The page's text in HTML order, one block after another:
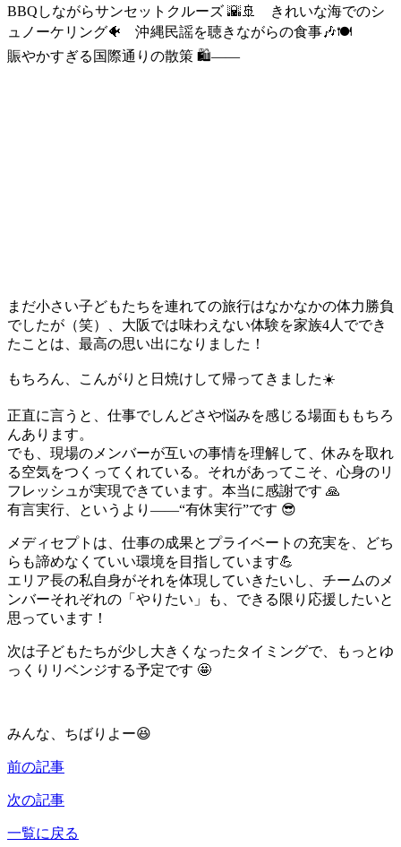
BBQしながらサンセットクルーズ 🌇🚢 きれいな海でのシ
ュノーケリング🐠 沖縄民謡を聴きながらの食事🎶🍽️
賑やかすぎる国際通りの散策 🛍️——
まだ小さい子どもたちを連れての旅行はなかなかの体力勝負
でしたが（笑）、大阪では味わえない体験を家族4人ででき
たことは、最高の思い出になりました！
もちろん、こんがりと日焼けして帰ってきました☀️
正直に言うと、仕事でしんどさや悩みを感じる場面ももちろ
んあります。
でも、現場のメンバーが互いの事情を理解して、休みを取れ
る空気をつくってくれている。それがあってこそ、心身のリ
フレッシュが実現できています。本当に感謝です 🙏
有言実行、というより——“有休実行”です 😎
メディセプトは、仕事の成果とプライベートの充実を、どち
らも諦めなくていい環境を目指しています💪
エリア長の私自身がそれを体現していきたいし、チームのメ
ンバーそれぞれの「やりたい」も、できる限り応援したいと
思っています！
次は子どもたちが少し大きくなったタイミングで、もっとゆ
っくりリベンジする予定です 🤩
みんな、ちばりよー😆
前の記事
次の記事
一覧に戻る